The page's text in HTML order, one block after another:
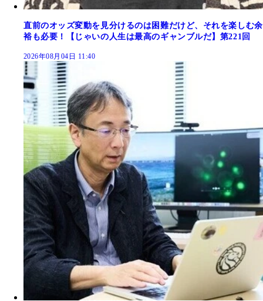
直前のオッズ変動を見分けるのは困難だけど、それを楽しむ余
裕も必要！【じゃいの人生は最高のギャンブルだ】第221回
2026年08月04日 11:40